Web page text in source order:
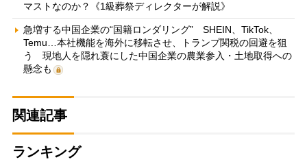
マストなのか？《1級葬祭ディレクターが解説》
急増する中国企業の“国籍ロンダリング” SHEIN、TikTok、
Temu…本社機能を海外に移転させ、トランプ関税の回避を狙
う 現地人を隠れ蓑にした中国企業の農業参入・土地取得への
懸念も
関連記事
ランキング